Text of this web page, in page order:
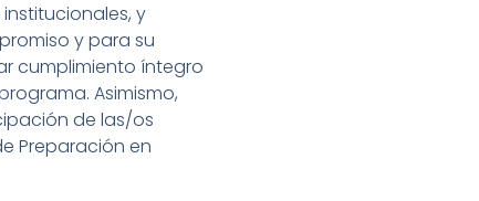
y
y para su
cumplimiento íntegro
Asimismo,
de las/os
Preparación en